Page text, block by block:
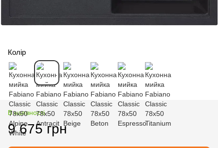
Колір
В наявності
9 675 грн